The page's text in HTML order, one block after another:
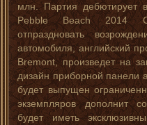
млн. Партия дебютирует
Pebble Beach 2014
отпраздновать
автомобиля, английский
Bremont, произведет на
дизайн приборной панели
будет выпущен
экземпляров дополнит
будет иметь